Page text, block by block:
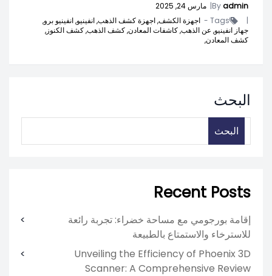
Byadmin
| مارس 24, 2025
|
Tags - اجهزة الكشف,اجهزة كشف الذهب,انفينيو,انفينيو برو,
جهاز انفينيو, عن الذهب,كاشفات المعادن,كشف الذهب,كشف الكنوز,
كشف المعادن,
البحث
البحث
Recent Posts
إقامة بورجومي مع مساحة خضراء: تجربة رائعة
للاسترخاء والاستمتاع بالطبيعة
Unveiling the Efficiency of Phoenix 3D
Scanner: A Comprehensive Review